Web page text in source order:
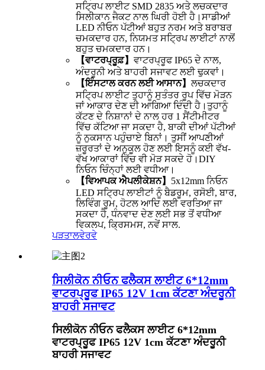
ਸਟ੍ਰਿਪ ਲਾਈਟ SMD 2835 ਅਤੇ ਲਚਕਦਾਰ
ਸਿਲੀਕਾਨ ਜੈਕਟ ਨਾਲ ਘਿਰੀ ਹੋਈ ਹੈ।ਸਾਡੀਆਂ
LED ਨੀਓਨ ਪੱਟੀਆਂ ਬਹੁਤ ਨਰਮ ਅਤੇ ਬਰਾਬਰ
ਚਮਕਦਾਰ ਹਨ, ਨਿਯਮਤ ਸਟ੍ਰਿਪ ਲਾਈਟਾਂ ਨਾਲੋਂ
ਬਹੁਤ ਚਮਕਦਾਰ ਹਨ।
【ਵਾਟਰਪ੍ਰੂਫ਼】 ਵਾਟਰਪ੍ਰੂਫ IP65 ਦੇ ਨਾਲ,
ਅੰਦਰੂਨੀ ਅਤੇ ਬਾਹਰੀ ਸਜਾਵਟ ਲਈ ਢੁਕਵਾਂ।
【ਇੰਸਟਾਲ ਕਰਨ ਲਈ ਆਸਾਨ】ਲਚਕਦਾਰ
ਸਟ੍ਰਿਪ ਲਾਈਟ ਤੁਹਾਨੂੰ ਸੁਤੰਤਰ ਰੂਪ ਵਿੱਚ ਮੋੜਨ
ਜਾਂ ਆਕਾਰ ਦੇਣ ਦੀ ਆਗਿਆ ਦਿੰਦੀ ਹੈ।ਤੁਹਾਨੂੰ
ਕੱਟਣ ਦੇ ਨਿਸ਼ਾਨਾਂ ਦੇ ਨਾਲ ਹਰ 1 ਸੈਂਟੀਮੀਟਰ
ਵਿੱਚ ਕੱਟਿਆ ਜਾ ਸਕਦਾ ਹੈ, ਬਾਕੀ ਦੀਆਂ ਪੱਟੀਆਂ
ਨੂੰ ਨੁਕਸਾਨ ਪਹੁੰਚਾਏ ਬਿਨਾਂ। ਤੁਸੀਂ ਆਪਣੀਆਂ
ਜ਼ਰੂਰਤਾਂ ਦੇ ਅਨੁਕੂਲ ਹੋਣ ਲਈ ਇਸਨੂੰ ਕਈ ਵੱਖ-
ਵੱਖ ਆਕਾਰਾਂ ਵਿੱਚ ਵੀ ਮੋੜ ਸਕਦੇ ਹੋ।DIY
ਨਿਓਨ ਚਿੰਨ੍ਹਾਂ ਲਈ ਵਧੀਆ।
【ਵਿਆਪਕ ਐਪਲੀਕੇਸ਼ਨ】 5x12mm ਨਿਓਨ
LED ਸਟ੍ਰਿਪ ਲਾਈਟਾਂ ਨੂੰ ਬੈਡਰੂਮ, ਰਸੋਈ, ਬਾਰ,
ਲਿਵਿੰਗ ਰੂਮ, ਹੋਟਲ ਆਦਿ ਲਈ ਵਰਤਿਆ ਜਾ
ਸਕਦਾ ਹੈ, ਧੰਨਵਾਦ ਦੇਣ ਲਈ ਸਭ ਤੋਂ ਵਧੀਆ
ਵਿਕਲਪ, ਕ੍ਰਿਸਮਸ, ਨਵੇਂ ਸਾਲ.
ਪੜਤਾਲਵੇਰਵੇ
ਸਿਲੀਕੋਨ ਨੀਓਨ ਫਲੈਕਸ ਲਾਈਟ 6*12mm
ਵਾਟਰਪ੍ਰੂਫ IP65 12V 1cm ਕੱਟਣਾ ਅੰਦਰੂਨੀ
ਬਾਹਰੀ ਸਜਾਵਟ
ਸਿਲੀਕੋਨ ਨੀਓਨ ਫਲੈਕਸ ਲਾਈਟ 6*12mm
ਵਾਟਰਪ੍ਰੂਫ IP65 12V 1cm ਕੱਟਣਾ ਅੰਦਰੂਨੀ
ਬਾਹਰੀ ਸਜਾਵਟ